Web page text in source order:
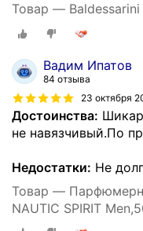
Товар —
Вадим Ипатов
84 отзыва
23 октября
Достоинства:
не навязчивый.По
Недостатки: Не
Товар —
NAUTIC SPIRIT